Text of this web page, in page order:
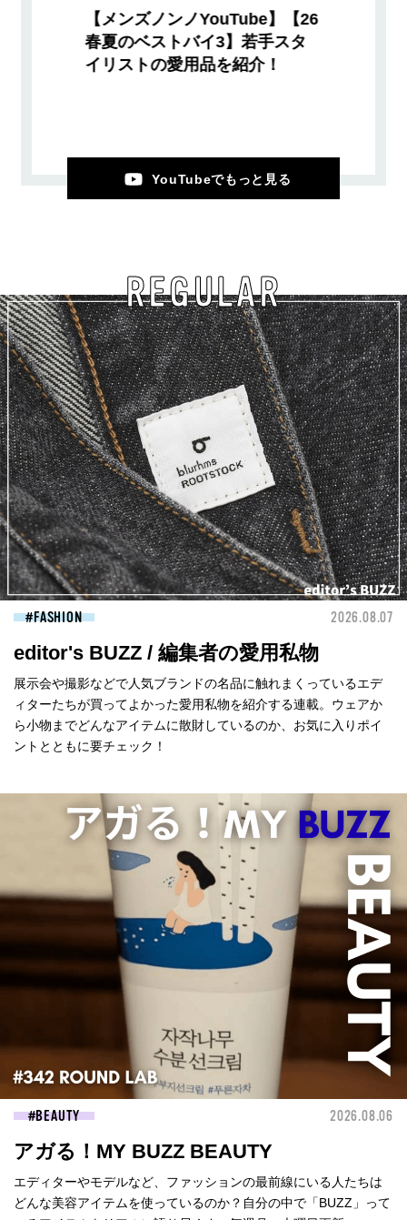
【メンズノンノYouTube】【26
春夏のベストバイ3】若手スタ
イリストの愛用品を紹介！
YouTubeでもっと見る
REGULAR
FASHION 2026.08.07
editor's BUZZ / 編集者の愛用私物
展示会や撮影などで人気ブランドの名品に触れまくっているエデ
ィターたちが買ってよかった愛用私物を紹介する連載。ウェアか
ら小物までどんなアイテムに散財しているのか、お気に入りポイ
ントとともに要チェック！
BEAUTY 2026.08.06
アガる！MY BUZZ BEAUTY
エディターやモデルなど、ファッションの最前線にいる人たちは
どんな美容アイテムを使っているのか？自分の中で「BUZZ」って